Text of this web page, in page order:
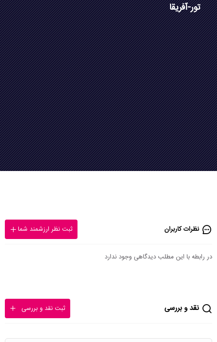
تور-آفریقا
نظرات کاربران ثبت نظر ارزشمند شما
در رابطه با این مطلب دیدگاهی وجود ندارد
نقد و بررسی ثبت نقد و بررسی